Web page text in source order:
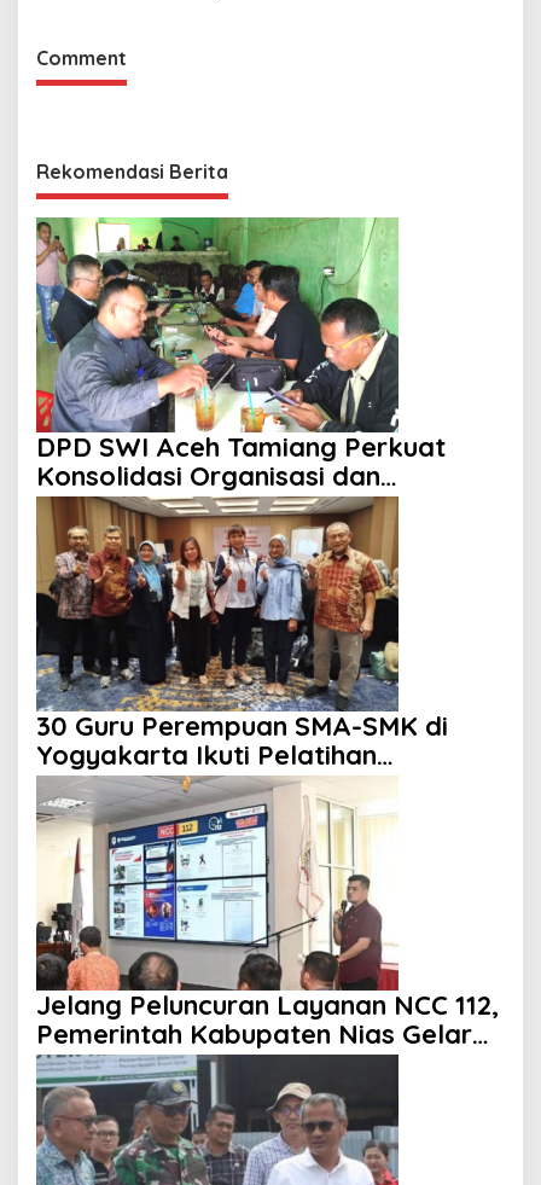
Comment
Rekomendasi Berita
DPD SWI Aceh Tamiang Perkuat
Konsolidasi Organisasi dan
Kemitraan
30 Guru Perempuan SMA-SMK di
Yogyakarta Ikuti Pelatihan
Kepemimpinan
Jelang Peluncuran Layanan NCC 112,
Pemerintah Kabupaten Nias Gelar
Sosialisasi